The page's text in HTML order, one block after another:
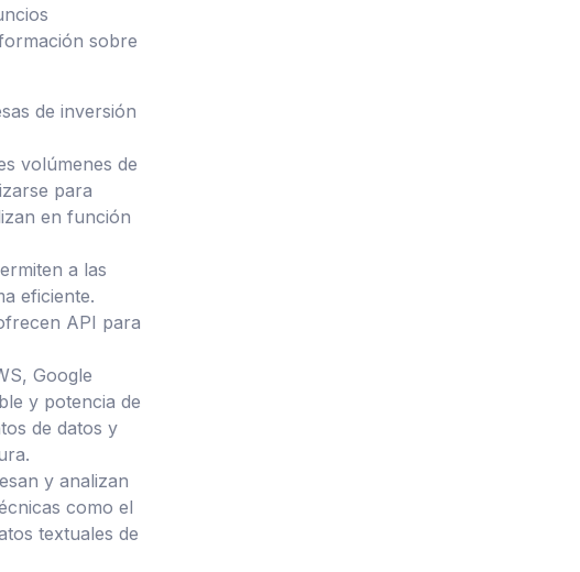
sobre
de inversión
volúmenes de
para
en función
a las
eficiente.
API para
Google
y potencia de
de datos y
y analizan
como el
textuales de